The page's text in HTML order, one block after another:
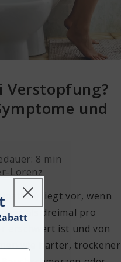
Verstopfung?
und
8 min
Lorenz
liegt vor, wenn
als dreimal pro
erschwert ist und von
wie harter, trockener